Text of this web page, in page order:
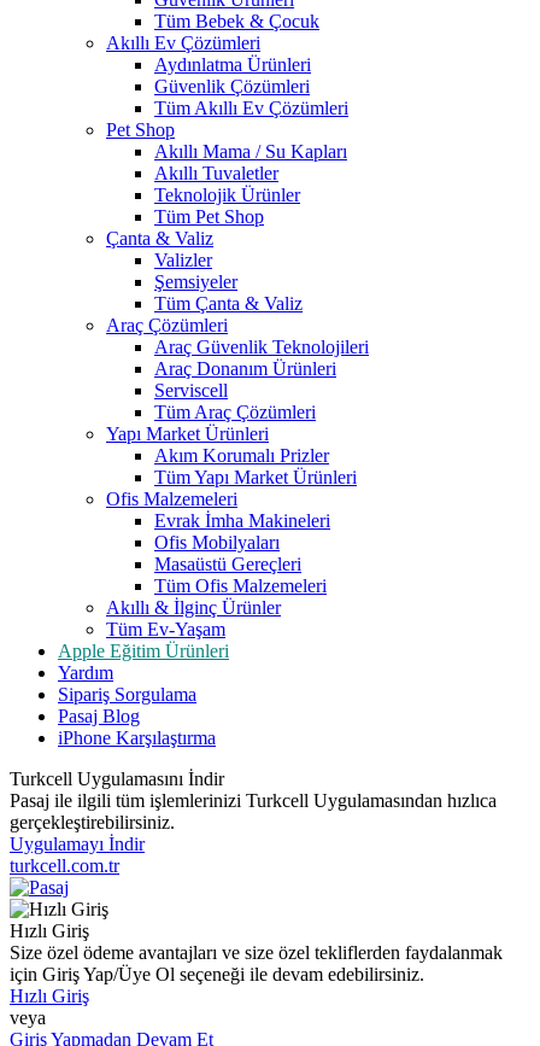
Tüm Bebek & Çocuk
Akıllı Ev Çözümleri
Aydınlatma Ürünleri
Güvenlik Çözümleri
Tüm Akıllı Ev Çözümleri
Pet Shop
Akıllı Mama / Su Kapları
Akıllı Tuvaletler
Teknolojik Ürünler
Tüm Pet Shop
Çanta & Valiz
Valizler
Şemsiyeler
Tüm Çanta & Valiz
Araç Çözümleri
Araç Güvenlik Teknolojileri
Araç Donanım Ürünleri
Serviscell
Tüm Araç Çözümleri
Yapı Market Ürünleri
Akım Korumalı Prizler
Tüm Yapı Market Ürünleri
Ofis Malzemeleri
Evrak İmha Makineleri
Ofis Mobilyaları
Masaüstü Gereçleri
Tüm Ofis Malzemeleri
Akıllı & İlginç Ürünler
Tüm Ev-Yaşam
Apple Eğitim Ürünleri
Yardım
Sipariş Sorgulama
Pasaj Blog
iPhone Karşılaştırma
Turkcell Uygulamasını İndir
Pasaj ile ilgili tüm işlemlerinizi Turkcell Uygulamasından hızlıca
gerçekleştirebilirsiniz.
Uygulamayı İndir
turkcell.com.tr
Hızlı Giriş
Size özel ödeme avantajları ve size özel tekliflerden faydalanmak
için Giriş Yap/Üye Ol seçeneği ile devam edebilirsiniz.
Hızlı Giriş
veya
Giriş Yapmadan Devam Et